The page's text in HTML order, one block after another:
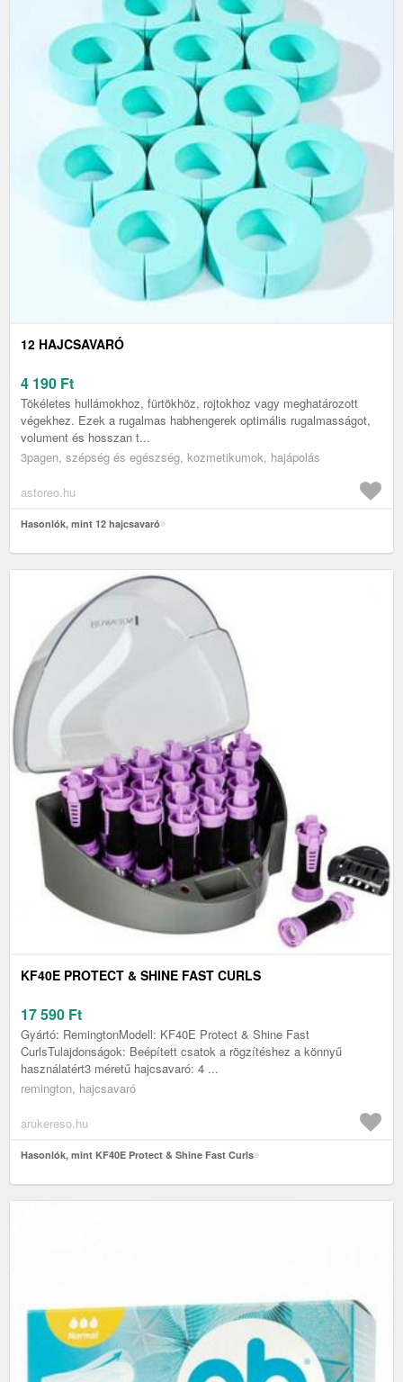
12 HAJCSAVARÓ
4 190 Ft
Tökéletes hullámokhoz, fürtökhöz, rojtokhoz vagy meghatározott
végekhez. Ezek a rugalmas habhengerek optimális rugalmasságot,
volument és hosszan t...
3pagen, szépség és egészség, kozmetikumok, hajápolás
astoreo.hu
Hasonlók, mint 12 hajcsavaró
KF40E PROTECT & SHINE FAST CURLS
17 590 Ft
Gyártó: RemingtonModell: KF40E Protect & Shine Fast
CurlsTulajdonságok: Beépített csatok a rögzítéshez a könnyű
használatért3 méretű hajcsavaró: 4 ...
remington, hajcsavaró
arukereso.hu
Hasonlók, mint KF40E Protect & Shine Fast Curls